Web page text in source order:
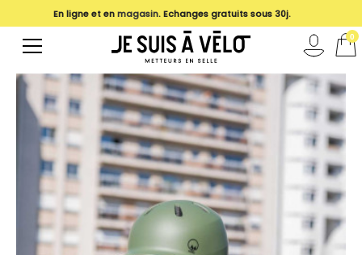
En ligne et enmagasin. Echanges gratuits sous 30j.
0